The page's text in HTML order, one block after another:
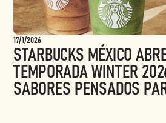
17/1/2026
STARBUCKS MÉXICO
TEMPORADA WINTER
SABORES PENSADOS